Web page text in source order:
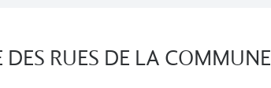
DES RUES DE LA COMMUNE